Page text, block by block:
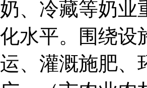
奶、冷藏等奶业
化水平。围绕设
运、灌溉施肥、